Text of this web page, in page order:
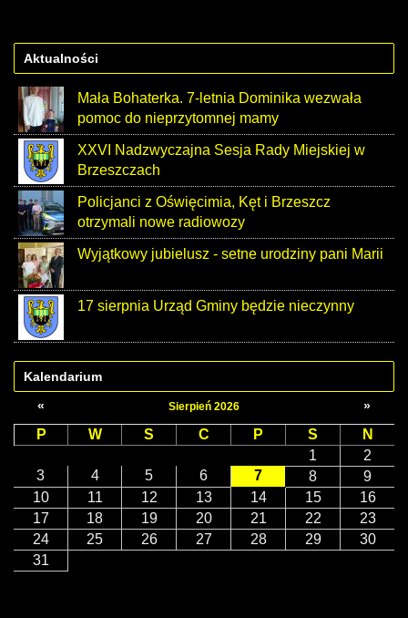
Aktualności
Mała Bohaterka. 7-letnia Dominika wezwała
pomoc do nieprzytomnej mamy
XXVI Nadzwyczajna Sesja Rady Miejskiej w
Brzeszczach
Policjanci z Oświęcimia, Kęt i Brzeszcz
otrzymali nowe radiowozy
Wyjątkowy jubielusz - setne urodziny pani Marii
17 sierpnia Urząd Gminy będzie nieczynny
Kalendarium
«
Sierpień 2026 »
P W S C P S
N
1
2
3
4 5 6 7 8
9
10
11 12 13 14 15
16
17
18 19 20 21 22
23
24
25 26 27 28 29
30
31